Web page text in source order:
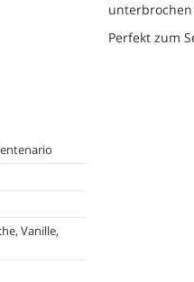
Vanille,
Perfekt zum